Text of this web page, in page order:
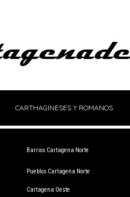
CARTHAGINESES Y ROMANOS
Barrios Cartagena Norte
Pueblos Cartagena Norte
Cartagena Oeste